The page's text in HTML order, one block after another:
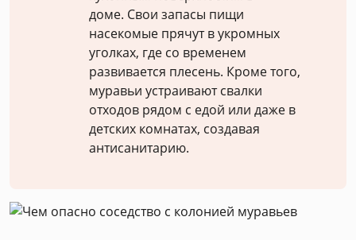
доме. Свои запасы пищи
насекомые прячут в укромных
уголках, где со временем
развивается плесень. Кроме того,
муравьи устраивают свалки
отходов рядом с едой или даже в
детских комнатах, создавая
антисанитарию.